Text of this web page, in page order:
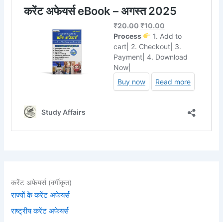
करेंट अफेयर्स (वर्गीकृत)
राज्यों के करेंट अफेयर्स
राष्ट्रीय करेंट अफेयर्स